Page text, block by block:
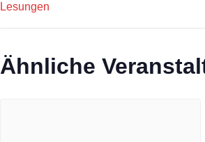
Lesungen
Ähnliche